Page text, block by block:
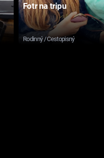
Fotr na tripu
Rodinný / Cestopisný